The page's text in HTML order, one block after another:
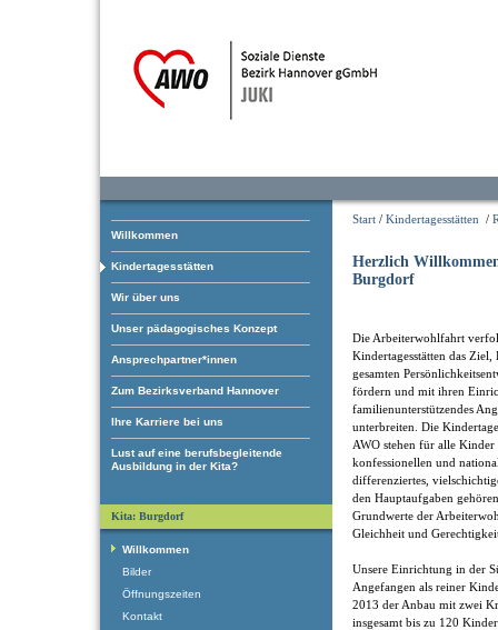
Willkommen
Kindertagesstätten
Wir über uns
Unser pädagogisches Konzept
Ansprechpartner*innen
Zum Bezirksverband Hannover
Ihre Karriere bei uns
Lust auf eine berufsbegleitende
Ausbildung in der Kita?
Start / Kindertagesstätten /
Herzlich
Burgdorf
Die Arbeiterwohlfahrt
Kindertagesstätten das
gesamten
fördern und mit ihren
familienunterstützendes
unterbreiten. Die
AWO stehen für alle Kinder
konfessionellen und
differenziertes,
den Hauptaufgaben
Grundwerte der
Gleichheit und
Unsere Einrichtung in der
Angefangen als reiner
2013 der Anbau mit zwei
insgesamt bis zu 120
Kita: Burgdorf
Willkommen
Bilder
Öffnungszeiten
Kontakt